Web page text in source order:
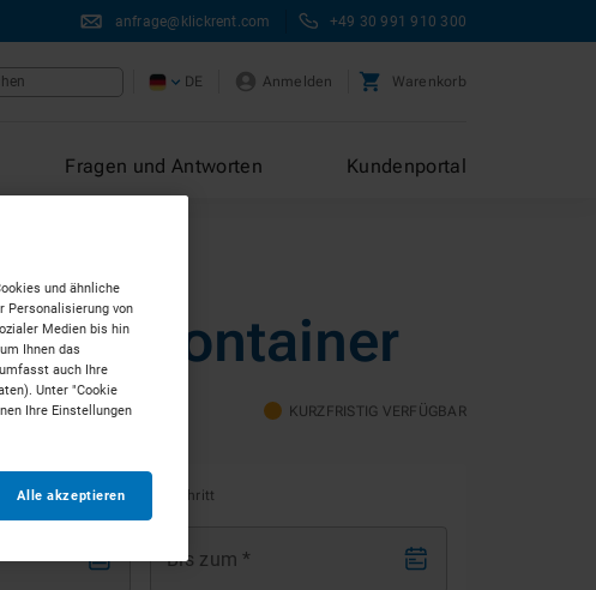
anfrage@klickrent.com +49 30 991 910 300
DE Anmelden Warenkorb
Fragen und Antworten Kundenportal
KURZFRISTIG VERFÜGBAR
erfolgt im nächsten Schritt
Bis zum *
und ähnliche
Personalisierung von
Medien bis hin
Ihnen das
auch Ihre
Unter "Cookie
Ihre Einstellungen
Alle akzeptieren